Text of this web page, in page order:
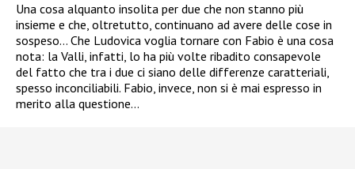
Una cosa alquanto insolita per due che non stanno più
insieme e che, oltretutto, continuano ad avere delle cose in
sospeso… Che Ludovica voglia tornare con Fabio è una cosa
nota: la Valli, infatti, lo ha più volte ribadito consapevole
del fatto che tra i due ci siano delle differenze caratteriali,
spesso inconciliabili. Fabio, invece, non si è mai espresso in
merito alla questione…